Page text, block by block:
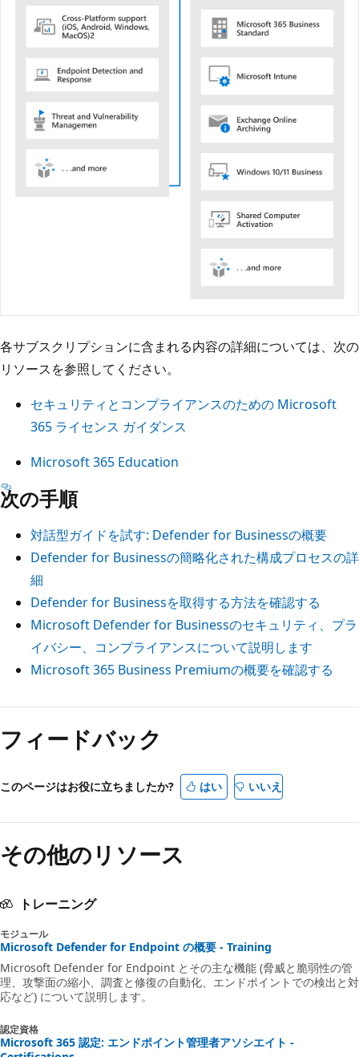
各サブスクリプションに含まれる内容の詳細については、次の
リソースを参照してください。
セキュリティとコンプライアンスのための Microsoft
365 ライセンス ガイダンス
Microsoft 365 Education
次の手順
対話型ガイドを試す: Defender for Businessの概要
Defender for Businessの簡略化された構成プロセスの詳
細
Defender for Businessを取得する方法を確認する
Microsoft Defender for Businessのセキュリティ、プラ
イバシー、コンプライアンスについて説明します
Microsoft 365 Business Premiumの概要を確認する
フィードバック
このページはお役に立ちましたか? はい いいえ
その他のリソース
トレーニング
モジュール
Microsoft Defender for Endpoint の概要 - Training
Microsoft Defender for Endpoint とその主な機能 (脅威と脆弱性の管
理、攻撃面の縮小、調査と修復の自動化、エンドポイントでの検出と対
応など) について説明します。
認定資格
Microsoft 365 認定: エンドポイント管理者アソシエイト -